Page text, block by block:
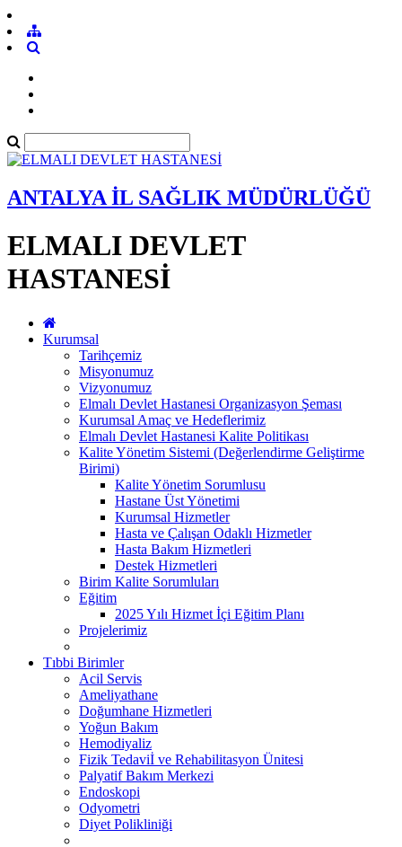
ANTALYA İL SAĞLIK MÜDÜRLÜĞÜ
ELMALI DEVLET
HASTANESİ
Kurumsal
Tarihçemiz
Misyonumuz
Vizyonumuz
Elmalı Devlet Hastanesi Organizasyon Şeması
Kurumsal Amaç ve Hedeflerimiz
Elmalı Devlet Hastanesi Kalite Politikası
Kalite Yönetim Sistemi (Değerlendirme Geliştirme
Birimi)
Kalite Yönetim Sorumlusu
Hastane Üst Yönetimi
Kurumsal Hizmetler
Hasta ve Çalışan Odaklı Hizmetler
Hasta Bakım Hizmetleri
Destek Hizmetleri
Birim Kalite Sorumluları
Eğitim
2025 Yılı Hizmet İçi Eğitim Planı
Projelerimiz
Tıbbi Birimler
Acil Servis
Ameliyathane
Doğumhane Hizmetleri
Yoğun Bakım
Hemodiyaliz
Fizik Tedaviİ ve Rehabilitasyon Ünitesi
Palyatif Bakım Merkezi
Endoskopi
Odyometri
Diyet Polikliniği